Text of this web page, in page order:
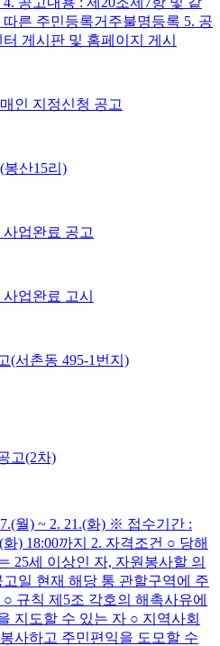
른 주민등록거주불명등록 5. 공
게시판 및 홈페이지 게시
인 지정신청 공고
봉산15리)
업완료 공고
업완료 고시
(서촌동 495-1번지)
고(2차)
월) ~ 2. 21.(화) ※ 접수기간 :
화) 18:00까지 2. 자격조건 ○ 당해
25세 이상인 자, 자원봉사할 의
일 현재 해당 통 관할구역에 주
규칙 제5조 각호의 해촉사유에
지도할 수 있는 자 ○ 지역사회
사하고 주민편익을 도모할 수